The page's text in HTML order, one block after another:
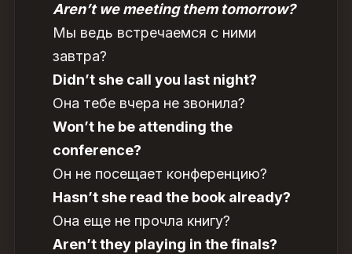
Aren’t we meeting them tomorrow?
Мы ведь встречаемся с ними
завтра?
Didn’t she call you last night?
Она тебе вчера не звонила?
Won’t he be attending the
conference?
Он не посещает конференцию?
Hasn’t she read the book already?
Она еще не прочла книгу?
Aren’t they playing in the finals?